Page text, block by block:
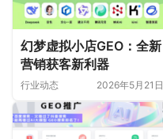
幻梦虚拟小店GEO：全新
营销获客新利器
行业动态 2026年5月21日